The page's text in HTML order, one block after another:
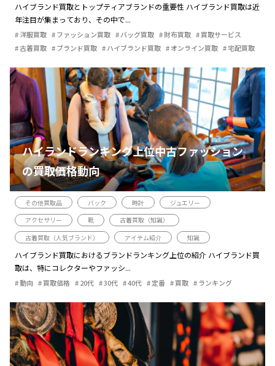
ハイブランド買取とトップティアブランドの重要性 ハイブランド買取は近
年注目が集まっており、その中で...
洋服買取 ファッション買取 バッグ買取 財布買取
買取サービス
古着買取
ブランド買取 ハイブランド買取 オンライン買取 宅配買取
ハイランドランキング上位中古ファッション
の買取価格動向
その他買取品 バック 時計
ジュエリー
アクセサリー
靴
古着買取（知識）
古着買取（人気ブランド）
アイテム紹介 知識
ハイブランド買取におけるブランドランキング上位の紹介 ハイブランド買
取は、特にコレクターやファッシ...
動向 買取価格 20代 30代 40代 定番 買取 ランキング